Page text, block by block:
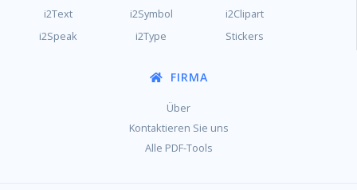
i2Text
i2Symbol
i2Clipart
i2Speak
i2Type Stickers
FIRMA
Über
Kontaktieren Sie uns
Alle PDF-Tools